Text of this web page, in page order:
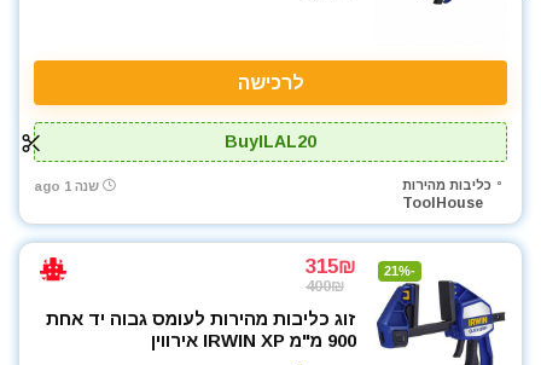
לרכישה
BuyILAL20
כליבות מהירות
ToolHouse
שנה 1 ago
-21%
315₪
400₪
זוג כליבות מהירות לעומס גבוה יד אחת
900 מ"מ IRWIN XP אירווין